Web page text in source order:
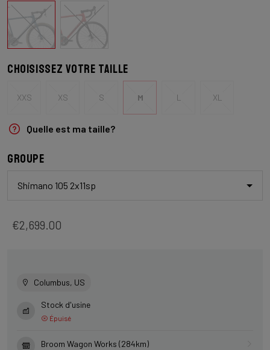
Choisissez votre taille
XXS XS S M L XL
Quelle est ma taille?
Groupe
Shimano 105 2x11sp
€2,699.00
Columbus, US
Stock d'usine
Épuisé
Broom Wagon Works (284km)